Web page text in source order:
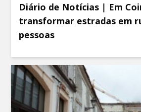
Diário de Notícias | Em
transformar estradas em
pessoas